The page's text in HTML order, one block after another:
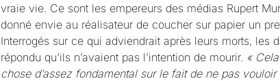
vraie vie. Ce sont les empereurs des médias Rupert
donné envie au réalisateur de coucher sur papier un
Interrogés sur ce qui adviendrait après leurs morts, les
répondu qu’ils n’avaient pas l’intention de mourir. «
chose d’assez fondamental sur le fait de ne pas